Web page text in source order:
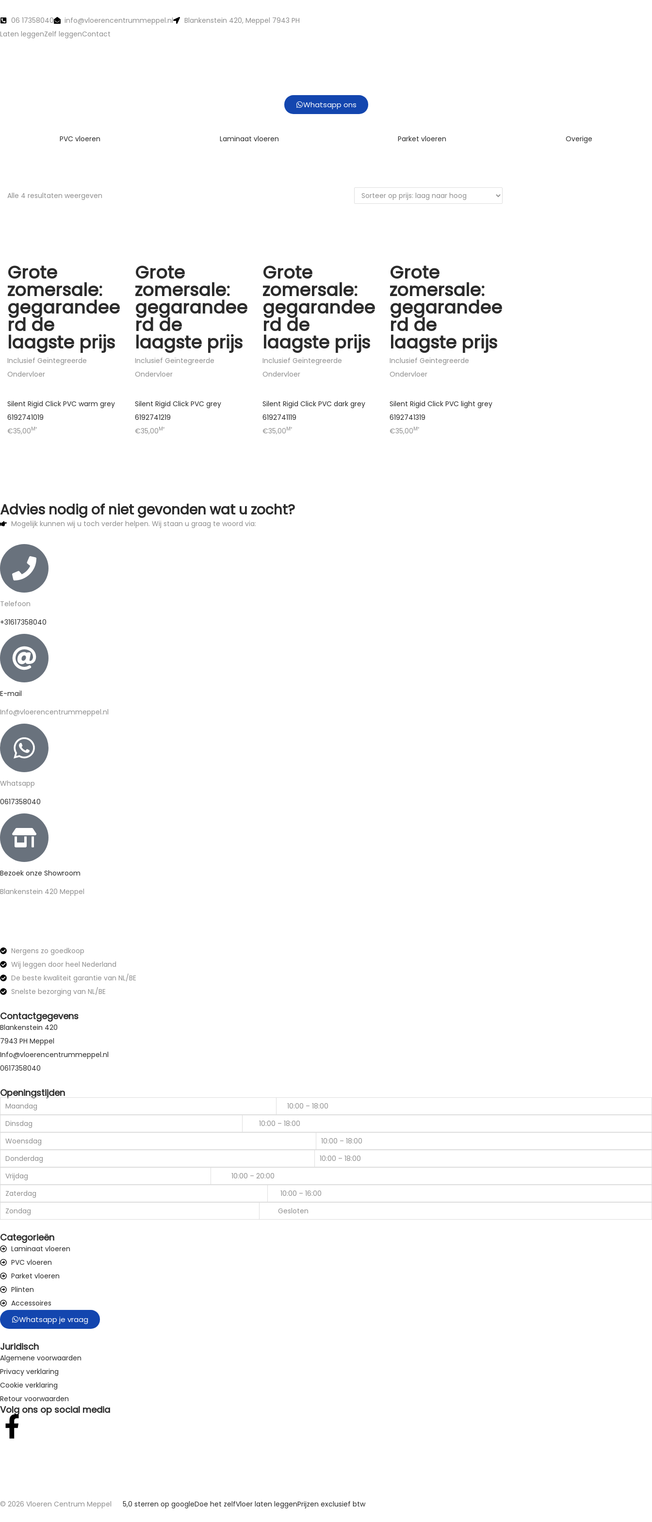
06 17358040 info@vloerencentrummeppel.nl
Blankenstein 420, Meppel 7943 PH
Laten leggenZelf leggenContact
Whatsapp ons
PVC vloeren Laminaat vloeren Parket vloeren Overige
Alle 4 resultaten weergeven
Grote
zomersale:
gegarandee
rd de
laagste prijs
Inclusief Geïntegreerde
Ondervloer
Silent Rigid Click PVC warm grey
6192741019
€35,00M²
Grote
zomersale:
gegarandee
rd de
laagste prijs
Inclusief Geïntegreerde
Ondervloer
Silent Rigid Click PVC grey
6192741219
€35,00M²
Grote
zomersale:
gegarandee
rd de
laagste prijs
Inclusief Geïntegreerde
Ondervloer
Silent Rigid Click PVC dark grey
6192741119
€35,00M²
Grote
zomersale:
gegarandee
rd de
laagste prijs
Inclusief Geïntegreerde
Ondervloer
Silent Rigid Click PVC light grey
6192741319
€35,00M²
Advies nodig of niet gevonden wat u zocht?
Mogelijk kunnen wij u toch verder helpen. Wij staan u graag te woord via:
Telefoon
+31617358040
E-mail
Info@vloerencentrummeppel.nl
Whatsapp
0617358040
Bezoek onze Showroom
Blankenstein 420 Meppel
Nergens zo goedkoop
Wij leggen door heel Nederland
De beste kwaliteit garantie van NL/BE
Snelste bezorging van NL/BE
Contactgegevens
Blankenstein 420
7943 PH Meppel
Info@vloerencentrummeppel.nl
0617358040
Openingstijden
Maandag
10:00 – 18:00
Dinsdag
10:00 – 18:00
Woensdag
10:00 – 18:00
Donderdag
10:00 – 18:00
Vrijdag
10:00 – 20:00
Zaterdag
10:00 – 16:00
Zondag
Gesloten
Categorieën
Laminaat vloeren
PVC vloeren
Parket vloeren
Plinten
Accessoires
Whatsapp je vraag
Juridisch
Algemene voorwaarden
Privacy verklaring
Cookie verklaring
Retour voorwaarden
Volg ons op social media
© 2026 Vloeren Centrum Meppel 5,0 sterren op googleDoe het zelfVloer laten leggenPrijzen exclusief btw